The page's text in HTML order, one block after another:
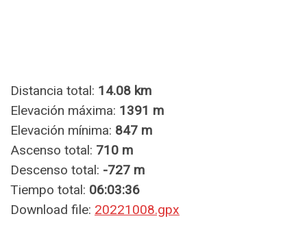
Distancia total: 14.08 km
Elevación máxima: 1391 m
Elevación mínima: 847 m
Ascenso total: 710 m
Descenso total: -727 m
Tiempo total: 06:03:36
Download file: 20221008.gpx